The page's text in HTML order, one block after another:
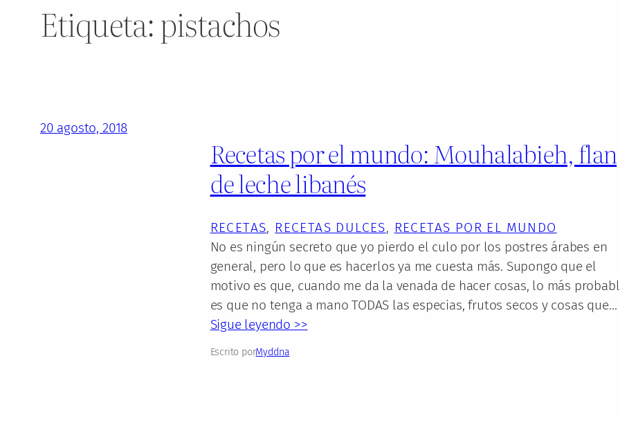
Etiqueta:pistachos
20 agosto, 2018
Recetas por el mundo: Mouhalabieh, flan
de leche libanés
RECETAS, RECETAS DULCES, RECETAS POR EL MUNDO
No es ningún secreto que yo pierdo el culo por los postres árabes en
general, pero lo que es hacerlos ya me cuesta más. Supongo que el
motivo es que, cuando me da la venada de hacer cosas, lo más
es que no tenga a mano TODAS las especias, frutos secos y cosas que…
Sigue leyendo >>
Escrito porMyddna